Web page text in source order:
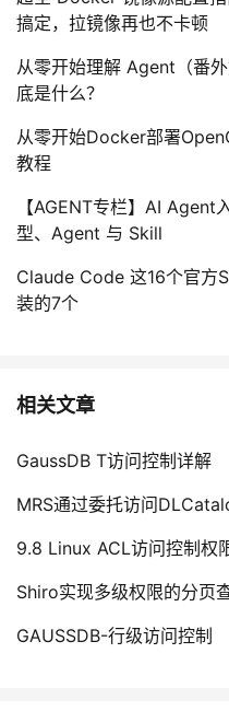
搞定，拉镜像再也不卡顿
从零开始理解 Agent（番
底是什么？
从零开始Docker部署
教程
【AGENT专栏】AI Agent
型、Agent 与 Skill
Claude Code 这16个官方
装的7个
相关文章
GaussDB T访问控制详解
MRS通过委托访问
9.8 Linux ACL访问控制权
Shiro实现多级权限的分页
GAUSSDB-行级访问控制